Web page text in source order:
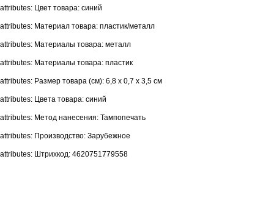
attributes: Цвет товара: синий
attributes: Материал товара: пластик/металл
attributes: Материалы товара: металл
attributes: Материалы товара: пластик
attributes: Размер товара (см): 6,8 х 0,7 х 3,5 см
attributes: Цвета товара: синий
attributes: Метод нанесения: Тампопечать
attributes: Производство: Зарубежное
attributes: Штрихкод: 4620751779558